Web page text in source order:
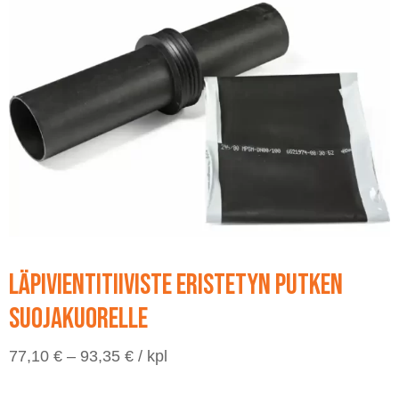
Läpivientitiiviste eristetyn putken
suojakuorelle
77,10 € – 93,35 €Hintaluokka:
/ kpl